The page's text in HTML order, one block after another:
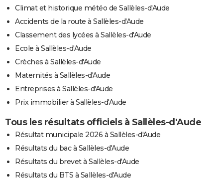
Climat et historique météo de Sallèles-d'Aude
Accidents de la route à Sallèles-d'Aude
Classement des lycées à Sallèles-d'Aude
Ecole à Sallèles-d'Aude
Crèches à Sallèles-d'Aude
Maternités à Sallèles-d'Aude
Entreprises à Sallèles-d'Aude
Prix immobilier à Sallèles-d'Aude
Tous les résultats officiels à Sallèles-d'Aude
Résultat municipale 2026 à Sallèles-d'Aude
Résultats du bac à Sallèles-d'Aude
Résultats du brevet à Sallèles-d'Aude
Résultats du BTS à Sallèles-d'Aude